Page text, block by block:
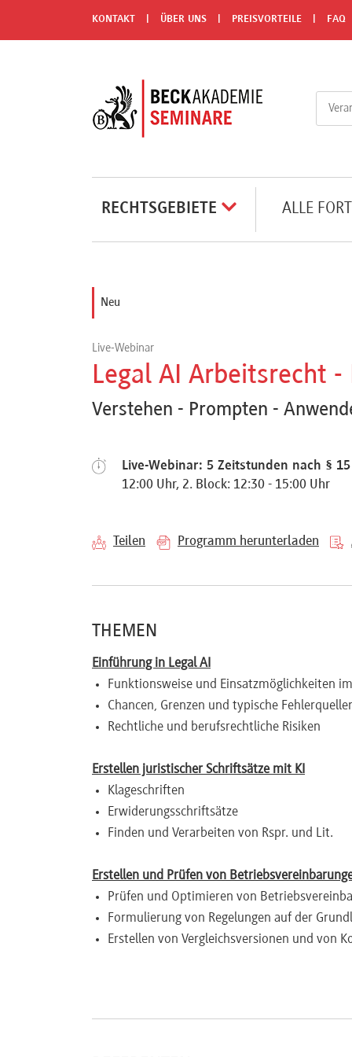
KONTAKT ÜBER UNS PREISVORTEILE FAQ
RECHTSGEBIETE ALLE
Neu
Live-Webinar
Legal AI Arbeitsrecht
Verstehen - Prompten -
Live-Webinar: 5 Zeitstunden nach §
12:00 Uhr, 2. Block: 12:30 - 15:00 Uhr
Teilen Programm herunterladen
THEMEN
Einführung in Legal AI
Funktionsweise und Einsatzmöglichkeiten
Chancen, Grenzen und typische
Rechtliche und berufsrechtliche Risiken
Erstellen juristischer Schriftsätze mit KI
Klageschriften
Erwiderungsschriftsätze
Finden und Verarbeiten von Rspr. und Lit.
Erstellen und Prüfen von
Prüfen und Optimieren von
Formulierung von Regelungen auf der
Erstellen von Vergleichsversionen und von